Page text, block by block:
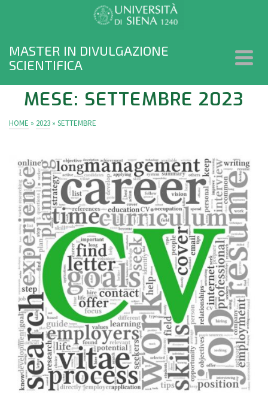
MASTER IN DIVULGAZIONE
SCIENTIFICA
MESE: SETTEMBRE 2023
HOME » 2023 » SETTEMBRE